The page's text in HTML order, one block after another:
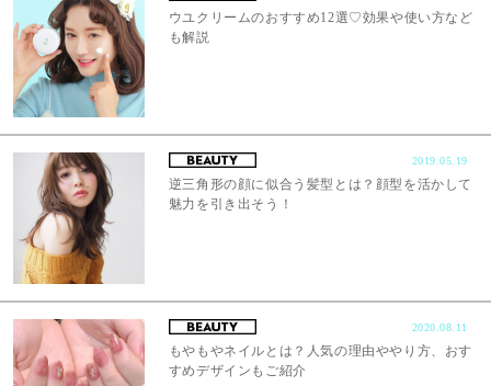
ウユクリームのおすすめ12選♡効果や使い方など
も解説
2019.05.19
逆三角形の顔に似合う髪型とは？顔型を活かして
魅力を引き出そう！
2020.08.11
もやもやネイルとは？人気の理由ややり方、おす
すめデザインもご紹介